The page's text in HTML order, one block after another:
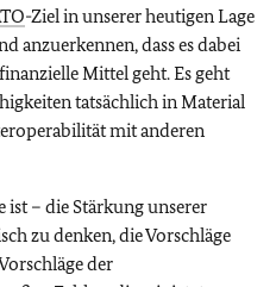
-Ziel in unserer heutigen Lage
anzuerkennen, dass es dabei
Mittel geht. Es geht
tatsächlich in Material
mit anderen
ist – die Stärkung unserer
zu denken, die Vorschläge
der